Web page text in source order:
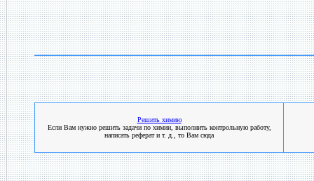
Решить химию
Если Вам нужно решить задачи по химии, выполнить контрольную работу,
написать реферат и т. д., то Вам сюда